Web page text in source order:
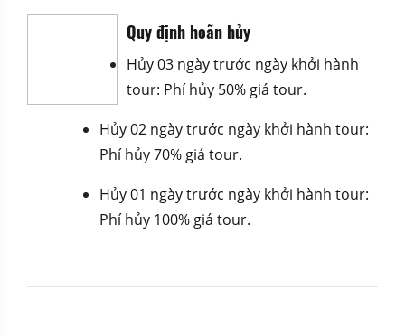
Quy định hoãn hủy
Hủy 03 ngày trước ngày khởi hành
tour: Phí hủy 50% giá tour.
Hủy 02 ngày trước ngày khởi hành tour:
Phí hủy 70% giá tour.
Hủy 01 ngày trước ngày khởi hành tour:
Phí hủy 100% giá tour.